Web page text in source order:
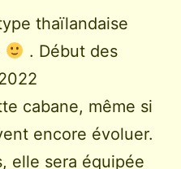
thaïlandaise
. Début des
cabane, même si
encore évoluer.
elle sera équipée